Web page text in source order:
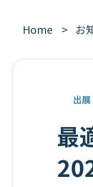
Home お
出
最